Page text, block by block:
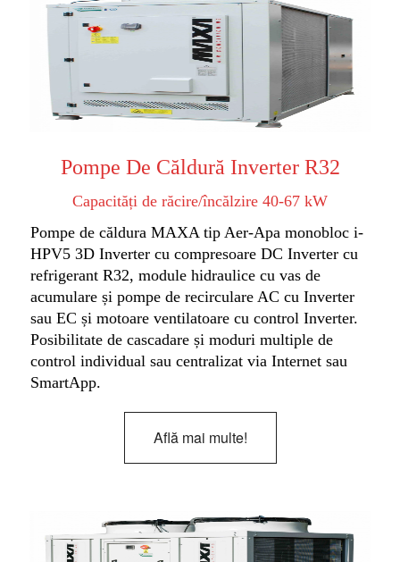
Pompe De Căldură Inverter R32
Capacități de răcire/încălzire 40-67 kW
Pompe de căldura MAXA tip Aer-Apa monobloc i-
HPV5 3D Inverter cu compresoare DC Inverter cu
refrigerant R32, module hidraulice cu vas de
acumulare și pompe de recirculare AC cu Inverter
sau EC și motoare ventilatoare cu control Inverter.
Posibilitate de cascadare și moduri multiple de
control individual sau centralizat via Internet sau
SmartApp.
Află mai multe!